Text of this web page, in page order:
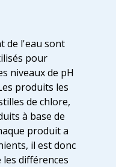
de l'eau sont
pour
niveaux de pH
produits les
de chlore,
à base de
produit a
il est donc
différences